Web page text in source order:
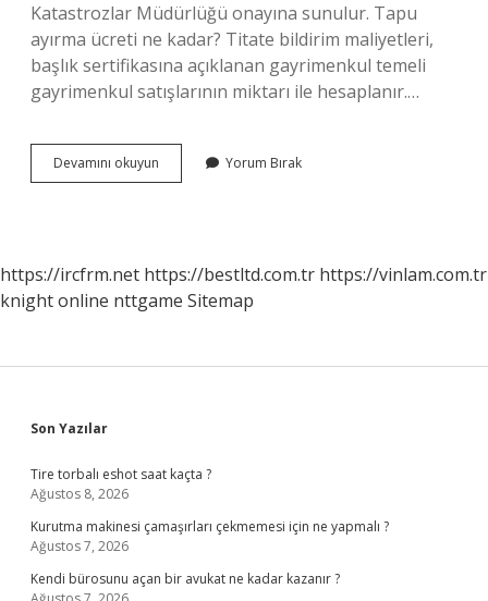
Katastrozlar Müdürlüğü onayına sunulur. Tapu
ayırma ücreti ne kadar? Titate bildirim maliyetleri,
başlık sertifikasına açıklanan gayrimenkul temeli
gayrimenkul satışlarının miktarı ile hesaplanır.…
Devamını okuyun
Ayırma
Yorum Bırak
https://ircfrm.net https://bestltd.com.tr https://vinlam.com.tr
knight online nttgame Sitemap
Sidebar
Son Yazılar
Tire torbalı eshot saat kaçta ?
Ağustos 8, 2026
Kurutma makinesi çamaşırları çekmemesi için ne yapmalı ?
Ağustos 7, 2026
Kendi bürosunu açan bir avukat ne kadar kazanır ?